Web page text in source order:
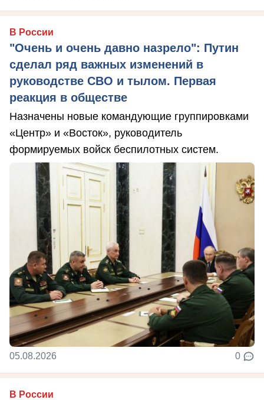
В России
"Очень и очень давно назрело": Путин
сделал ряд важных изменений в
руководстве СВО и тылом. Первая
реакция в обществе
Назначены новые командующие группировками
«Центр» и «Восток», руководитель
формируемых войск беспилотных систем.
05.08.2026 0
В России